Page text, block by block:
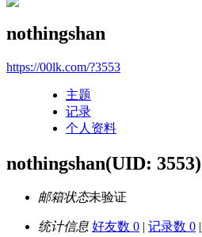
nothingshan
https://00lk.com/?3553
主题
记录
个人资料
nothingshan(UID: 3553)
邮箱状态未验证
统计信息 好友数 0 | 记录数 0 |